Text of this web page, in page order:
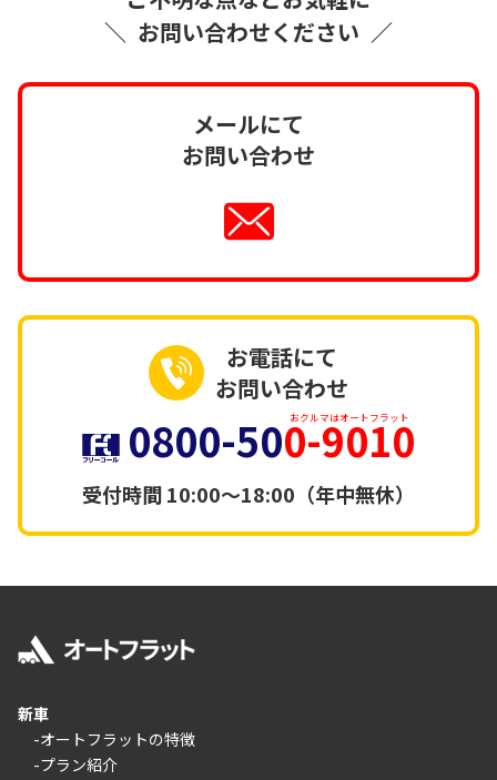
＼ お問い合わせください ／
メールにて
お問い合わせ
お電話にて
お問い合わせ
0800-500-9010
おクルマはオートフラット
受付時間10:00～18:00（年中無休）
新車
-オートフラットの特徴
-プラン紹介